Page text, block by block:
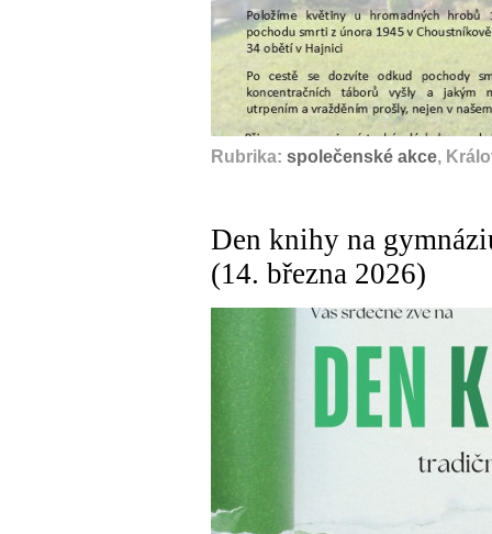
Rubrika: společenské akce,
Den knihy na
(14. března 2026)